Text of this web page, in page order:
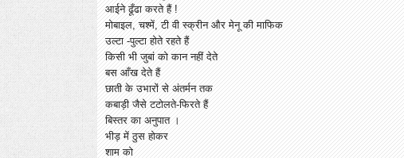
आईने ढूँढा करते हैं !
मोबाइल, चश्में, टी वी स्क्रीन और मेनू की माफिक
उल्टा -पुल्टा होते रहते हैं
किसी भी जुबां को कान नहीं देते
बस आँख देते हैं
छाती के उभारों से अंतर्मन तक
कबाड़ी जैसे टटोलते-फिरते हैं
बिस्तर का अनुपात ।
भीड़ में ठुस होकर
शाम को